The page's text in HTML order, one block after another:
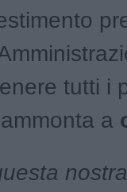
tutti i
a